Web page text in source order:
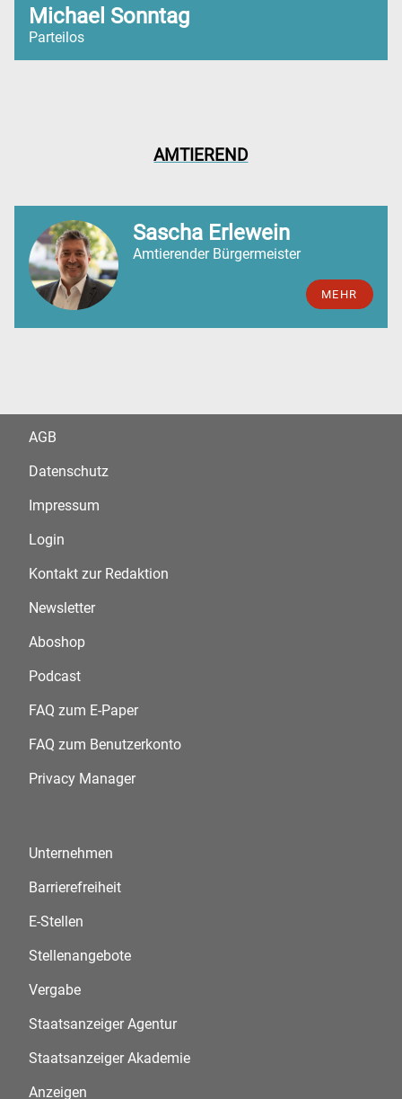
AMTIEREND
Sascha Erlewein
Amtierender Bürgermeister
MEHR
Michael Sonntag
Parteilos
AGB
Datenschutz
Impressum
Login
Kontakt zur Redaktion
Newsletter
Aboshop
Podcast
FAQ zum E-Paper
FAQ zum Benutzerkonto
Privacy Manager
Unternehmen
Barrierefreiheit
E-Stellen
Stellenangebote
Vergabe
Staatsanzeiger Agentur
Staatsanzeiger Akademie
Anzeigen